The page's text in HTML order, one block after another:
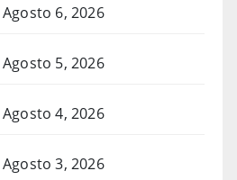
Agosto 6, 2026
Agosto 5, 2026
Agosto 4, 2026
Agosto 3, 2026